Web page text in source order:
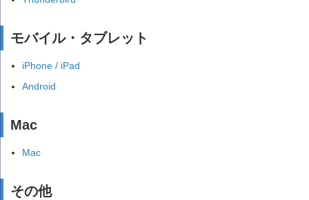
モバイル・タブレット
iPhone / iPad
Android
Mac
Mac
その他